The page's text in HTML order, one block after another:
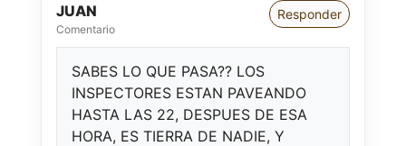
JUAN
Comentario
Responder
SABES LO QUE PASA?? LOS
INSPECTORES ESTAN PAVEANDO
HASTA LAS 22, DESPUES DE ESA
HORA, ES TIERRA DE NADIE, Y